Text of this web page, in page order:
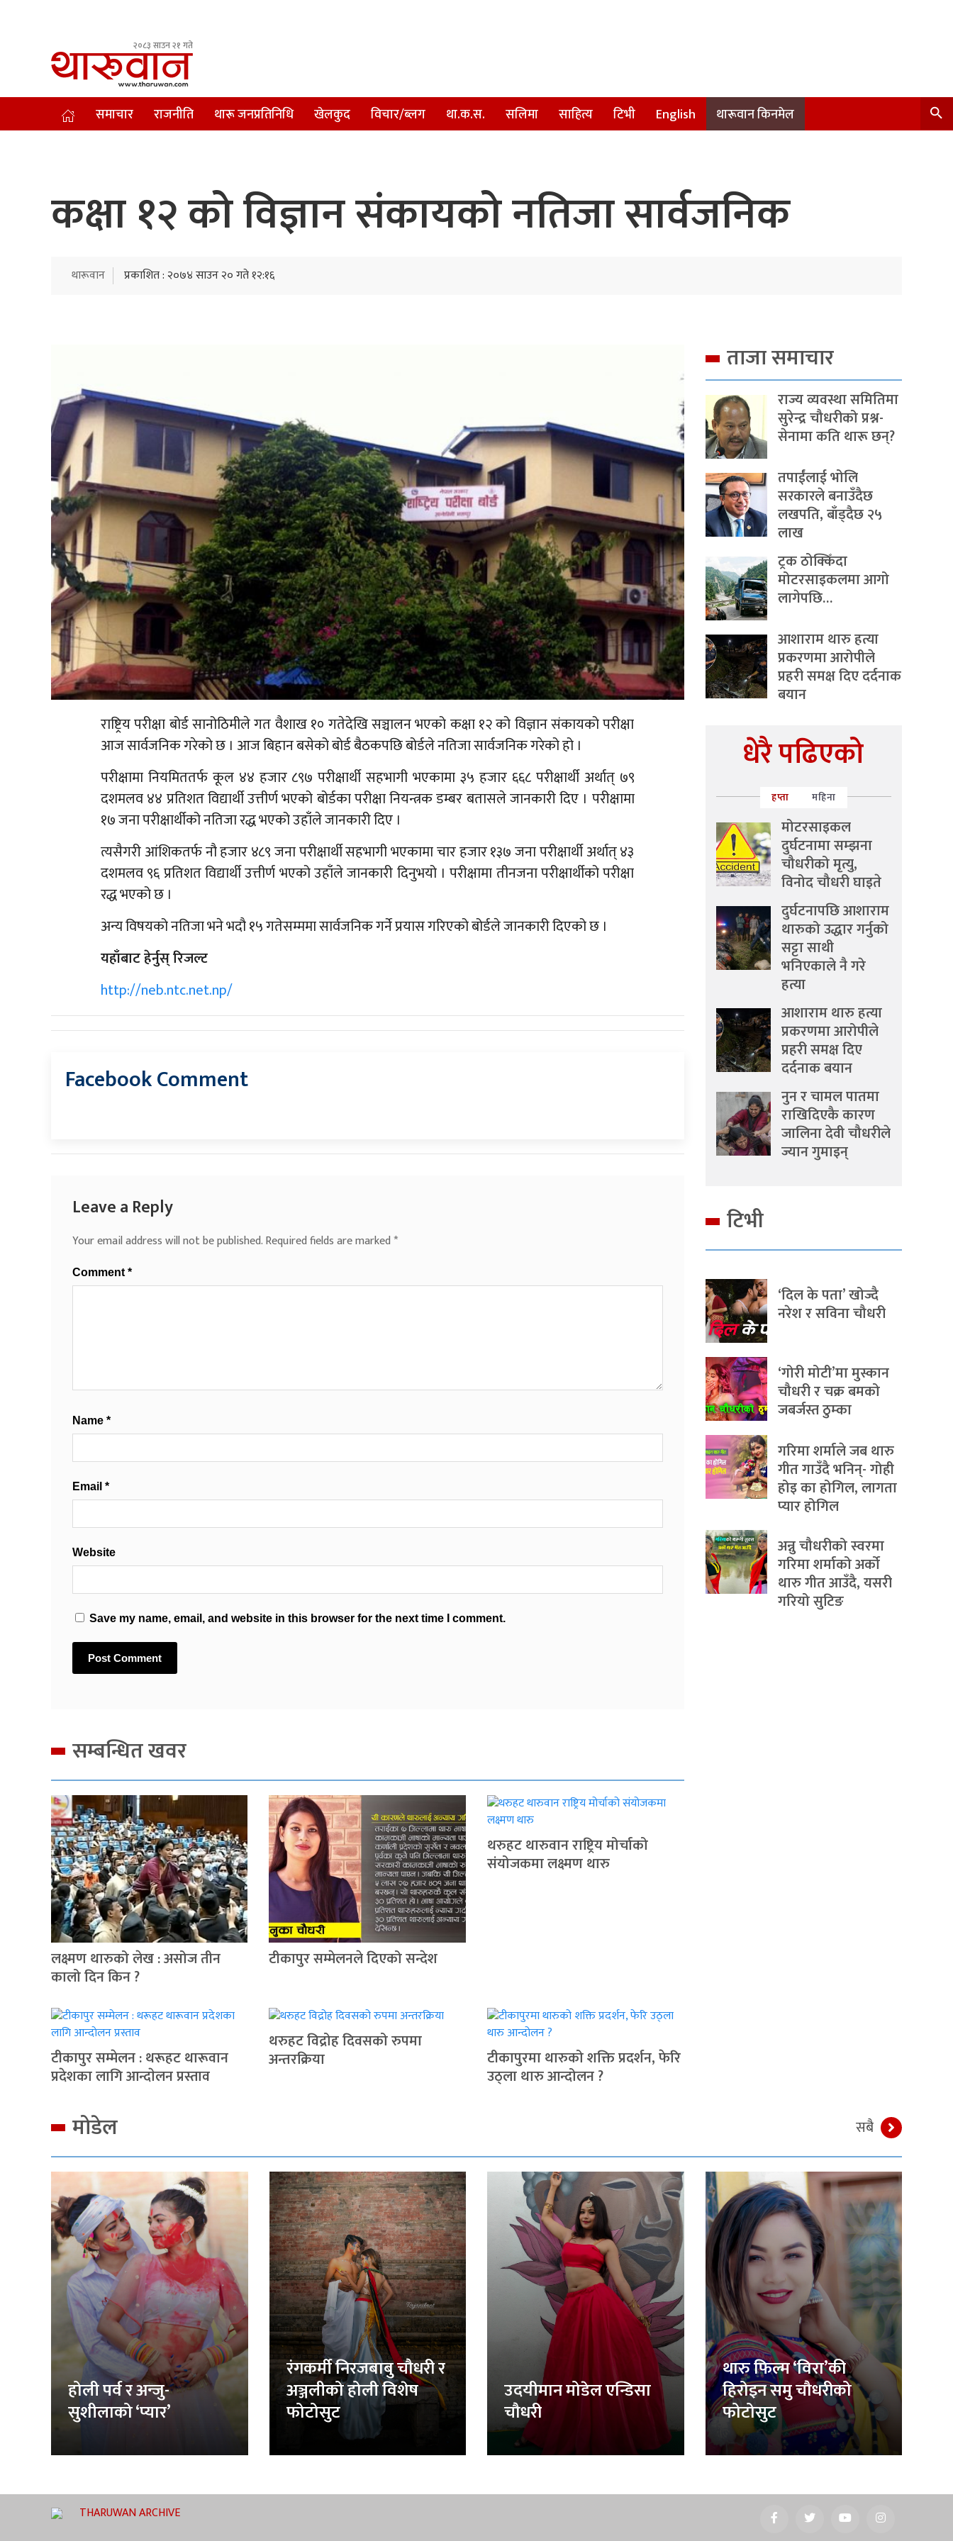
२०८३ साउन २१ गते
Leading Newsportal from Tharu Community Nepal.
समाचार राजनीति थारू जनप्रतिनिधि खेलकुद विचार/ब्लग था.क.स. सलिमा साहित्य टिभी English थारूवान किनमेल
कक्षा १२ को विज्ञान संकायको नतिजा सार्वजनिक
थारूवान प्रकाशित : २०७४ साउन २० गते १२:१६
राष्ट्रिय परीक्षा बोर्ड सानोठिमीले गत वैशाख १० गतेदेखि सञ्चालन भएको कक्षा १२ को विज्ञान संकायको परीक्षा
आज सार्वजनिक गरेको छ । आज बिहान बसेको बोर्ड बैठकपछि बोर्डले नतिजा सार्वजनिक गरेको हो ।
परीक्षामा नियमिततर्फ कूल ४४ हजार ८९७ परीक्षार्थी सहभागी भएकामा ३५ हजार ६६८ परीक्षार्थी अर्थात् ७९
दशमलव ४४ प्रतिशत विद्यार्थी उत्तीर्ण भएको बोर्डका परीक्षा नियन्त्रक डम्बर बतासले जानकारी दिए । परीक्षामा
१७ जना परीक्षार्थीको नतिजा रद्ध भएको उहाँले जानकारी दिए ।
त्यसैगरी आंशिकतर्फ नौ हजार ४८९ जना परीक्षार्थी सहभागी भएकामा चार हजार १३७ जना परीक्षार्थी अर्थात् ४३
दशमलव ९६ प्रतिशत विद्यार्थी उत्तीर्ण भएको उहाँले जानकारी दिनुभयो । परीक्षामा तीनजना परीक्षार्थीको परीक्षा
रद्ध भएको छ ।
अन्य विषयको नतिजा भने भदौ १५ गतेसम्ममा सार्वजनिक गर्ने प्रयास गरिएको बोर्डले जानकारी दिएको छ ।
यहाँबाट हेर्नुस् रिजल्ट
http://neb.ntc.net.np/
Facebook Comment
Leave a Reply
Your email address will not be published.Required fields are marked*
Comment *
Name *
Email *
Website
Save my name, email, and website in this browser for the next time I comment.
सम्बन्धित खवर
लक्ष्मण थारुको लेख : असोज तीन
कालो दिन किन ?
टीकापुर सम्मेलनले दिएको सन्देश
थरुहट थारुवान राष्ट्रिय मोर्चाको
संयोजकमा लक्ष्मण थारु
टीकापुर सम्मेलन : थरूहट थारूवान
प्रदेशका लागि आन्दाेलन प्रस्ताव
थरुहट विद्रोह दिवसको रुपमा
अन्तरक्रिया टीकापुरमा थारुको शक्ति प्रदर्शन, फेरि
उठ्ला थारु आन्दोलन ?
ताजा समाचार
राज्य व्यवस्था समितिमा
सुरेन्द्र चौधरीको प्रश्न-
सेनामा कति थारू छन्?
तपाईंलाई भोलि
सरकारले बनाउँदैछ
लखपति, बाँड्दैछ २५
लाख
ट्रक ठोक्किँदा
मोटरसाइकलमा आगो
लागेपछि…
आशाराम थारु हत्या
प्रकरणमा आरोपीले
प्रहरी समक्ष दिए दर्दनाक
बयान
धेरै पढिएको
हप्ता महिना
मोटरसाइकल
दुर्घटनामा सम्झना
चौधरीको मृत्यु,
विनोद चौधरी घाइते
दुर्घटनापछि आशाराम
थारुको उद्धार गर्नुको
सट्टा साथी
भनिएकाले नै गरे
हत्या
आशाराम थारु हत्या
प्रकरणमा आरोपीले
प्रहरी समक्ष दिए
दर्दनाक बयान
नुन र चामल पातमा
राखिदिएकै कारण
जालिना देवी चौधरीले
ज्यान गुमाइन्
टिभी
‘दिल के पता’ खोज्दै
नरेश र सविना चौधरी
‘गोरी मोटी’मा मुस्कान
चौधरी र चक्र बमको
जबर्जस्त ठुम्का
गरिमा शर्माले जब थारु
गीत गाउँदै भनिन्- गोही
होइ का होगिल, लागता
प्यार होगिल
अन्नु चौधरीको स्वरमा
गरिमा शर्माको अर्को
थारु गीत आउँदै, यसरी
गरियो सुटिङ
मोडेल सबै
होली पर्व र अन्जु-
सुशीलाको ‘प्यार’
रंगकर्मी निरजबाबु चौधरी र
अञ्जलीको होली विशेष
फोटोसुट
उदयीमान मोडेल एन्डिसा
चौधरी
थारु फिल्म ‘विरा’की
हिरोइन समु चौधरीको
फोटोसुट
THARUWAN ARCHIVE